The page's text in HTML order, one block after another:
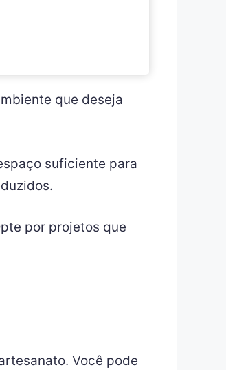
que deseja
suficiente para
por projetos que
Você pode